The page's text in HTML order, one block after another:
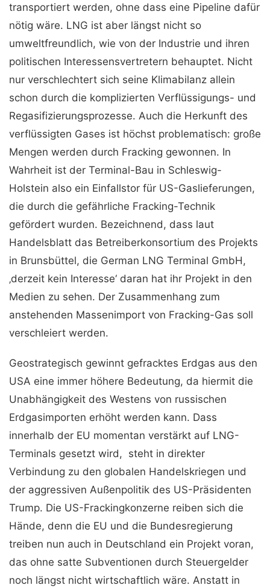
transportiert werden, ohne dass eine Pipeline dafür
nötig wäre. LNG ist aber längst nicht so
umweltfreundlich, wie von der Industrie und ihren
politischen Interessensvertretern behauptet. Nicht
nur verschlechtert sich seine Klimabilanz allein
schon durch die komplizierten Verflüssigungs- und
Regasifizierungsprozesse. Auch die Herkunft des
verflüssigten Gases ist höchst problematisch: große
Mengen werden durch Fracking gewonnen. In
Wahrheit ist der Terminal-Bau in Schleswig-
Holstein also ein Einfallstor für US-Gaslieferungen,
die durch die gefährliche Fracking-Technik
gefördert wurden. Bezeichnend, dass laut
Handelsblatt das Betreiberkonsortium des Projekts
in Brunsbüttel, die German LNG Terminal GmbH,
‚derzeit kein Interesse‘ daran hat ihr Projekt in den
Medien zu sehen. Der Zusammenhang zum
anstehenden Massenimport von Fracking-Gas soll
verschleiert werden.
Geostrategisch gewinnt gefracktes Erdgas aus den
USA eine immer höhere Bedeutung, da hiermit die
Unabhängigkeit des Westens von russischen
Erdgasimporten erhöht werden kann. Dass
innerhalb der EU momentan verstärkt auf LNG-
Terminals gesetzt wird, steht in direkter
Verbindung zu den globalen Handelskriegen und
der aggressiven Außenpolitik des US-Präsidenten
Trump. Die US-Frackingkonzerne reiben sich die
Hände, denn die EU und die Bundesregierung
treiben nun auch in Deutschland ein Projekt voran,
das ohne satte Subventionen durch Steuergelder
noch längst nicht wirtschaftlich wäre. Anstatt in